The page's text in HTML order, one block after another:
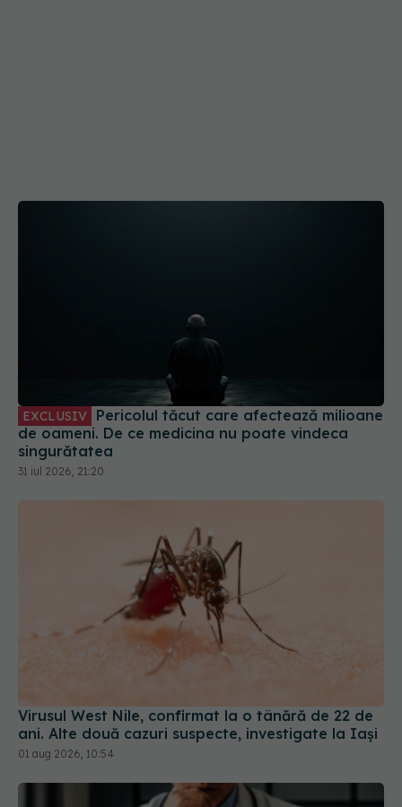
de oameni. De ce medicina nu poate vindeca
singurătatea
31 iul 2026, 21:20
Virusul West Nile, confirmat la o tânără de 22 de
01 aug 2026, 10:54